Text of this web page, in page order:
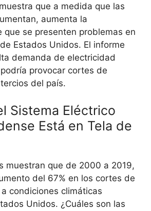
que a medida que las
aumenta la
que se presenten problemas en
Estados Unidos. El informe
demanda de electricidad
provocar cortes de
del país.
Sistema Eléctrico
Está en Tela de
muestran que de 2000 a 2019,
del 67% en los cortes de
condiciones climáticas
Unidos. ¿Cuáles son las